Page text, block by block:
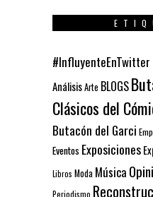
#InfluyenteEnTwitter
AnálisisArte BLOGS
Clásicos del
Butacón del Garci
Eventos Exposiciones
Libros Moda Música
Periodismo